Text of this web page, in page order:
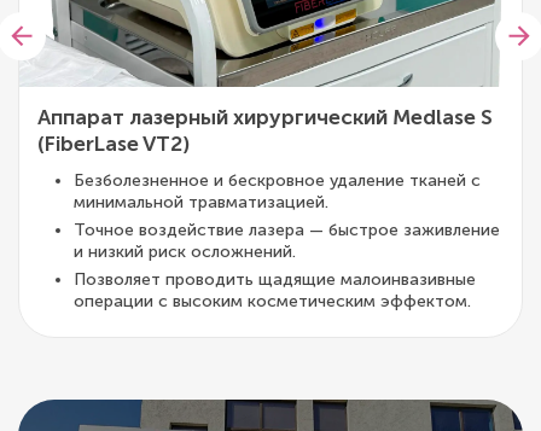
Аппарат лазерный хирургический Medlase S
(FiberLase VT2)
Безболезненное и бескровное удаление тканей с
минимальной травматизацией.
Точное воздействие лазера — быстрое заживление
и низкий риск осложнений.
Позволяет проводить щадящие малоинвазивные
операции с высоким косметическим эффектом.